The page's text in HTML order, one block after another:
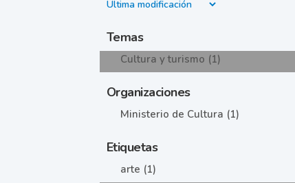
Temas
Cultura y turismo (1)
Organizaciones
Ministerio de Cultura (1)
Etiquetas
arte (1)